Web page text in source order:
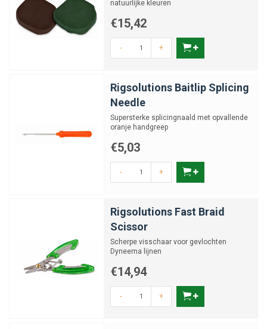
natuurlijke kleuren
€15,42
- +
Rigsolutions Baitlip Splicing
Needle
Supersterke splicingnaald met opvallende
oranje handgreep
€5,03
- +
Rigsolutions Fast Braid
Scissor
Scherpe visschaar voor gevlochten
Dyneema lijnen
€14,94
- +